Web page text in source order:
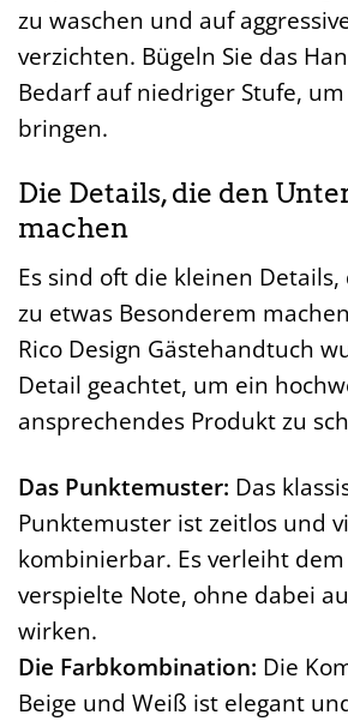
zu waschen und auf
verzichten. Bügeln Sie das
Bedarf auf niedriger Stufe,
bringen.
Die Details, die den
machen
Es sind oft die kleinen
zu etwas Besonderem
Rico Design Gästehandtuch
Detail geachtet, um ein
ansprechendes Produkt zu
Das Punktemuster: Das
Punktemuster ist zeitlos und
kombinierbar. Es verleiht
verspielte Note, ohne dabei
wirken.
Die Farbkombination: Die
Beige und Weiß ist elegant